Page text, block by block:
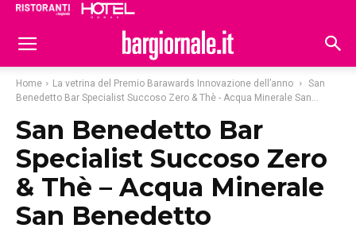
Home La vetrina del Premio Barawards Innovazione dell’anno
San
Benedetto Bar Specialist Succoso Zero & Thè - Acqua Minerale San...
San Benedetto Bar
Specialist Succoso Zero
& Thè – Acqua Minerale
San Benedetto